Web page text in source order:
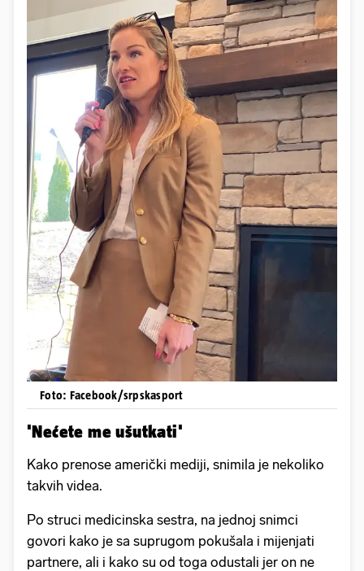
Foto: Facebook/srpskasport
'Nećete me ušutkati'
Kako prenose američki mediji, snimila je nekoliko
takvih videa.
Po struci medicinska sestra, na jednoj snimci
govori kako je sa suprugom pokušala i mijenjati
partnere, ali i kako su od toga odustali jer on ne